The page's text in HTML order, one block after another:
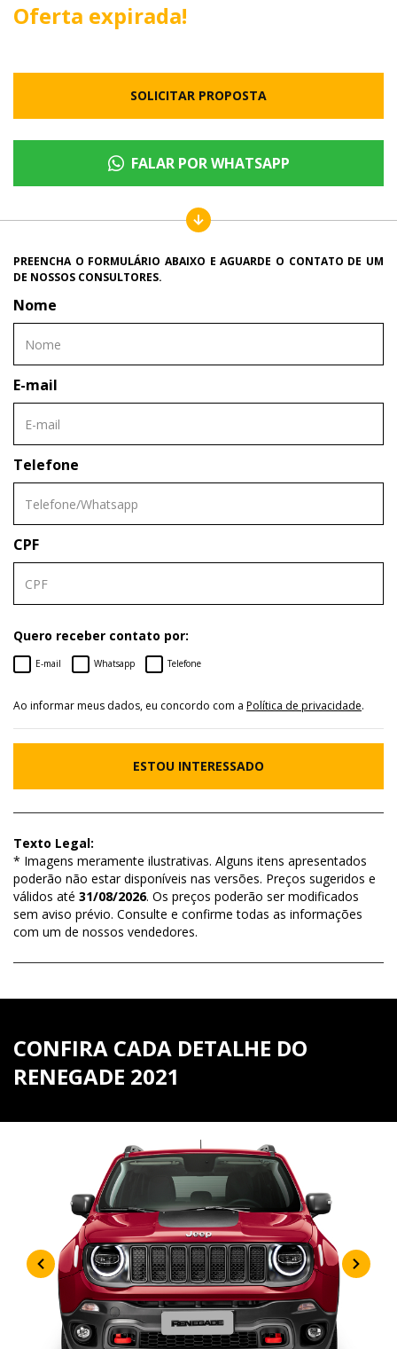
Oferta expirada!
SOLICITAR PROPOSTA
FALAR POR WHATSAPP
PREENCHA O FORMULÁRIO ABAIXO E AGUARDE O CONTATO DE UM
DE NOSSOS CONSULTORES.
Nome
E-mail
Telefone
CPF
Quero receber contato por:
E-mail Whatsapp Telefone
Ao informar meus dados, eu concordo com a Política de privacidade.
ESTOU INTERESSADO
Texto Legal:
* Imagens meramente ilustrativas. Alguns itens apresentados
poderão não estar disponíveis nas versões. Preços sugeridos e
válidos até 31/08/2026. Os preços poderão ser modificados
sem aviso prévio. Consulte e confirme todas as informações
com um de nossos vendedores.
CONFIRA CADA DETALHE DO
RENEGADE 2021